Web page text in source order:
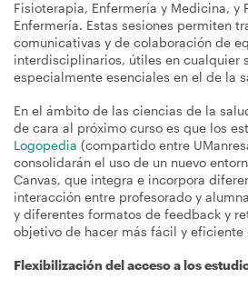
Fisioterapia, Enfermería y Medicina, y
Enfermería. Estas sesiones permiten
comunicativas y de colaboración de
interdisciplinarios, útiles en cualquier
especialmente esenciales en el de la
En el ámbito de las ciencias de la
de cara al próximo curso es que los
Logopedia (compartido entre
consolidarán el uso de un nuevo
Canvas, que integra e incorpora
interacción entre profesorado y
y diferentes formatos de feedback y
objetivo de hacer más fácil y
Flexibilización del acceso a los